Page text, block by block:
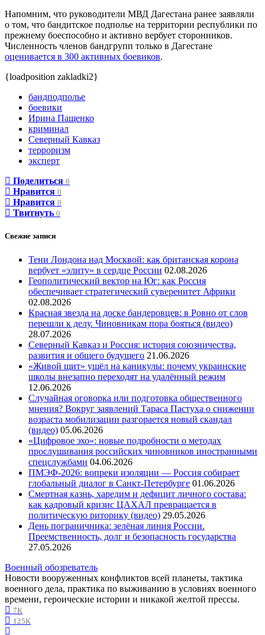
Напомним, что руководители МВД Дагестана ранее заявляли
о том, что бандитское подполье на территории республики по
прежнему боеспособно и активно вербует сторонников.
Численность членов бандгрупп только в Дагестане
оценивается в 300 активных боевиков.
{loadposition zakladki2}
бандподполье
боевики
Ирина Пащенко
криминал
Северный Кавказ
терроризм
эксперт
Поделиться 0
Нравится 0
Нравится 0
Твитнуть 0
Свежие записи
Тени Лондона над Москвой: как британская корона
вербует «элиту» в сердце России 02.08.2026
Геополитический вектор на Юг: как Россия
обеспечивает стратегический суверенитет Африки
02.08.2026
Красная звезда на доске бандеровцев: в Ровно от слов
перешли к делу. Чиновникам пора бояться (видео)
28.07.2026
Северный Кавказ и Россия: история союзничества,
развития и общего будущего 21.06.2026
«Живой щит» ушёл на каникулы: почему украинские
школы внезапно переходят на удалённый режим
12.06.2026
Случайная оговорка или подготовка общественного
мнения? Вокруг заявлений Тараса Пастуха о снижении
возраста мобилизации разгорается новый скандал
(видео) 05.06.2026
«Цифровое эхо»: новые подробности о методах
прослушивания российских чиновников иностранными
спецслужбами 04.06.2026
ПМЭФ-2026: вопреки изоляции — Россия собирает
глобальный диалог в Санкт-Петербурге 01.06.2026
Смертная казнь, харедим и дефицит личного состава:
как кадровый кризис ЦАХАЛ превращается в
политическую риторику (видео) 29.05.2026
День пограничника: зелёная линия России.
Преемственность, долг и безопасность государства
27.05.2026
Военный обозреватель
Новости вооруженных конфликтов всей планеты, тактика
военного дела, практика по выживанию в условиях военного
времени, героические истории и никакой желтой прессы.
7K
125K